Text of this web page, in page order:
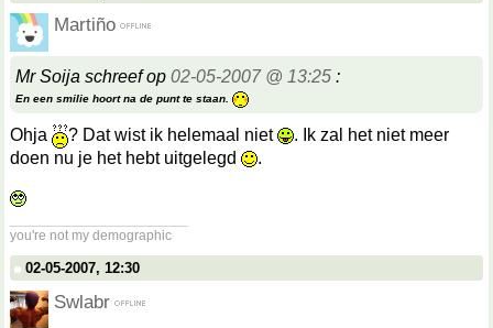
Martiño
Mr Soija schreef op 02-05-2007 @ 13:25 :
En een smilie hoort na de punt te staan.
Ohja ? Dat wist ik helemaal niet
. Ik zal het niet meer
doen nu je het hebt uitgelegd
.
you're not my demographic
02-05-2007, 12:30
Swlabr